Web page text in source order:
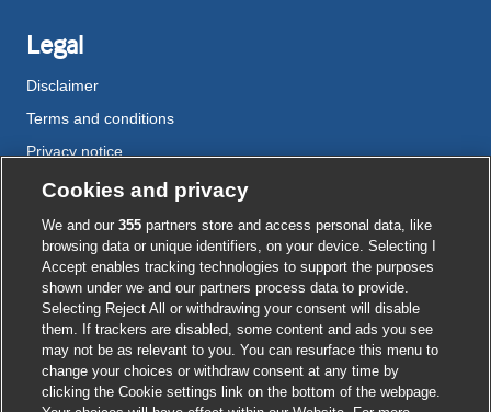
Legal
Disclaimer
Terms and conditions
Privacy notice
Cookie policy
Accessibility
External
link
opens
in
a
new
External
link
opens
in
a
new
External
link
opens
in
a
new
External
link
opens
in
a
new
External
link
opens
in
a
new
© BMJ Publishing Group 2026
ISSN 2515-9615
Cookies and privacy
We and our355 partners store and access personal data, like
browsing data or unique identifiers, on your device. Selecting I
Accept enables tracking technologies to support the purposes
shown under we and our partners process data to provide.
Selecting Reject All or withdrawing your consent will disable
them. If trackers are disabled, some content and ads you see
may not be as relevant to you. You can resurface this menu to
change your choices or withdraw consent at any time by
clicking the Cookie settings link on the bottom of the webpage.